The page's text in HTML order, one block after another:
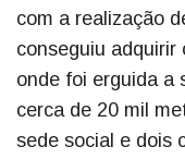
com a realização
conseguiu adquirir
onde foi erguida a
cerca de 20 mil
sede social e dois